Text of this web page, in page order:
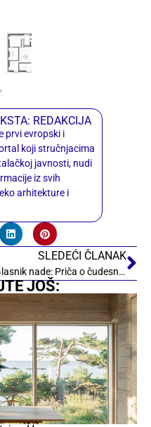
REDAKCIJA
prvi evropski i
koji stručnjacima
javnosti, nudi
iz svih
arhitekture i
SLEDEĆI ČLANAK
Glasnik nade: Priča o čudesnim stablima koja su preživela pad atomske bombe
JOŠ: